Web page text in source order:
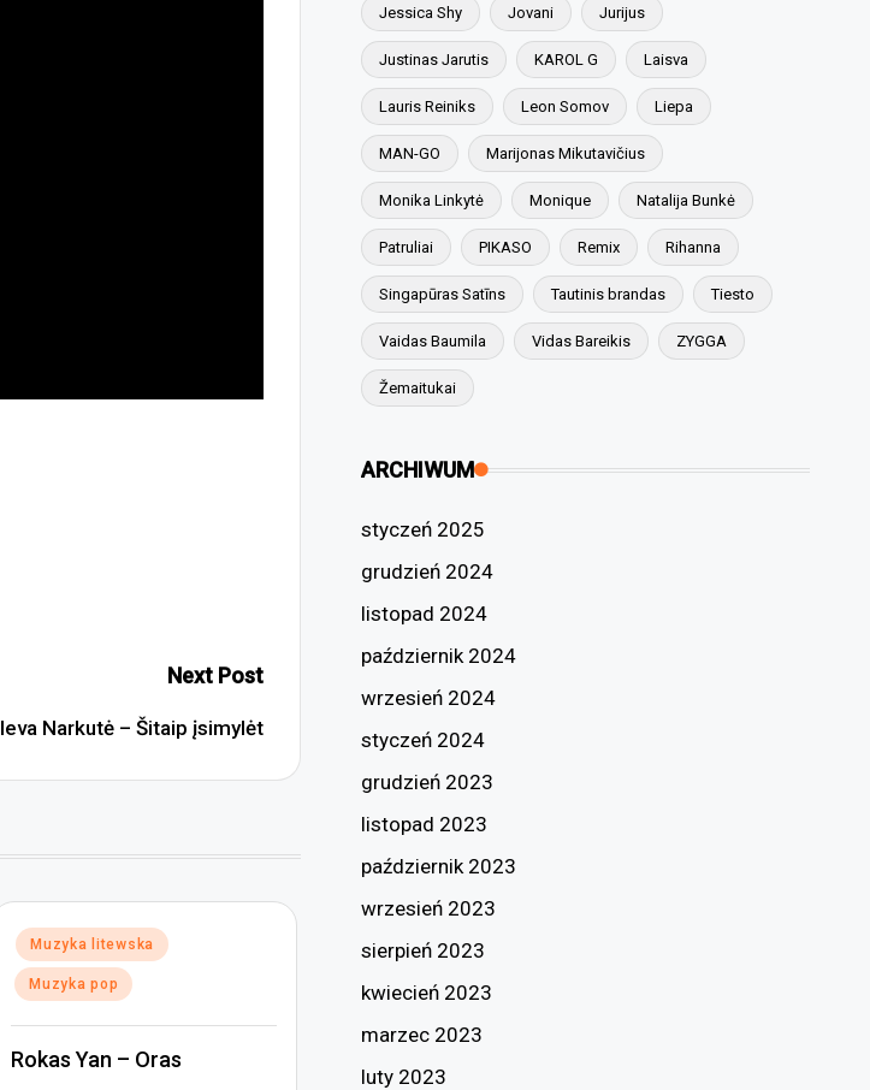
Next Post
Ieva Narkutė – Šitaip įsimylėt
Posted
in
Muzyka litewska
Muzyka pop
Rokas Yan – Oras
Jessica Shy Jovani Jurijus
Justinas Jarutis KAROL G Laisva
Lauris Reiniks Leon Somov Liepa
MAN-GO Marijonas Mikutavičius
Monika Linkytė Monique Natalija Bunkė
Patruliai PIKASO Remix Rihanna
Singapūras Satīns Tautinis brandas Tiesto
Vaidas Baumila Vidas Bareikis ZYGGA
Žemaitukai
ARCHIWUM
styczeń 2025
grudzień 2024
listopad 2024
październik 2024
wrzesień 2024
styczeń 2024
grudzień 2023
listopad 2023
październik 2023
wrzesień 2023
sierpień 2023
kwiecień 2023
marzec 2023
luty 2023